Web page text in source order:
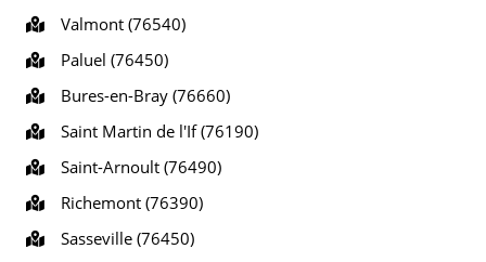
Valmont (76540)
Paluel (76450)
Bures-en-Bray (76660)
Saint Martin de l'If (76190)
Saint-Arnoult (76490)
Richemont (76390)
Sasseville (76450)